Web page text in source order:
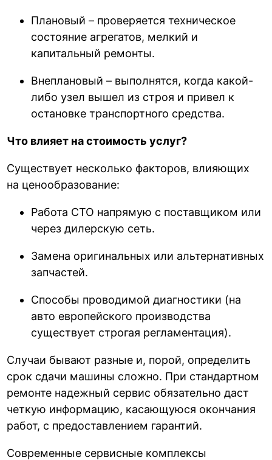
Плановый – проверяется техническое
состояние агрегатов, мелкий и
капитальный ремонты.
Внеплановый – выполнятся, когда какой-
либо узел вышел из строя и привел к
остановке транспортного средства.
Что влияет на стоимость услуг?
Существует несколько факторов, влияющих
на ценообразование:
Работа СТО напрямую с поставщиком или
через дилерскую сеть.
Замена оригинальных или альтернативных
запчастей.
Способы проводимой диагностики (на
авто европейского производства
существует строгая регламентация).
Случаи бывают разные и, порой, определить
срок сдачи машины сложно. При стандартном
ремонте надежный сервис обязательно даст
четкую информацию, касающуюся окончания
работ, с предоставлением гарантий.
Современные сервисные комплексы